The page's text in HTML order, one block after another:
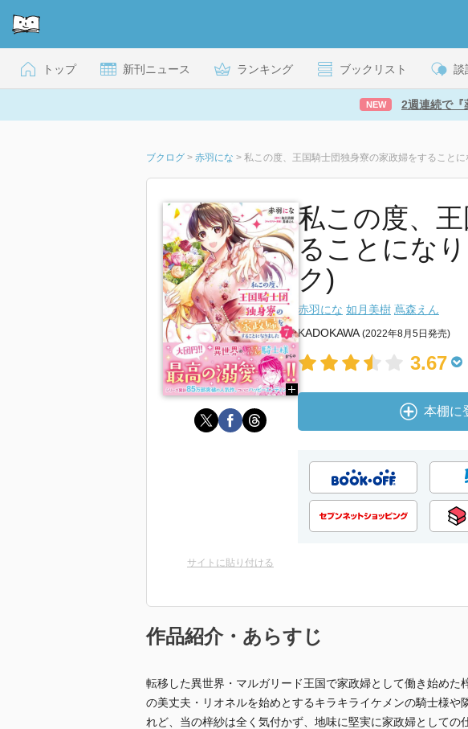
トップ 新刊ニュース ランキング ブックリスト 談
NEW 2週連続で『
ブクログ > 赤羽にな > 私この度、王国騎士団独身寮の家政婦をすること
私この度、
ることにな
ク)
赤羽にな 如月美樹 蔦森えん
KADOKAWA(2022年8月5日発売)
3.67
本棚に
サイトに貼り付ける
作品紹介・あらすじ
転移した異世界・マルガリード王国で家政婦として働き始めた
の美丈夫・リオネルを始めとするキラキライケメンの騎士様や
れど、当の梓紗は全く気付かず、地味に堅実に家政婦として